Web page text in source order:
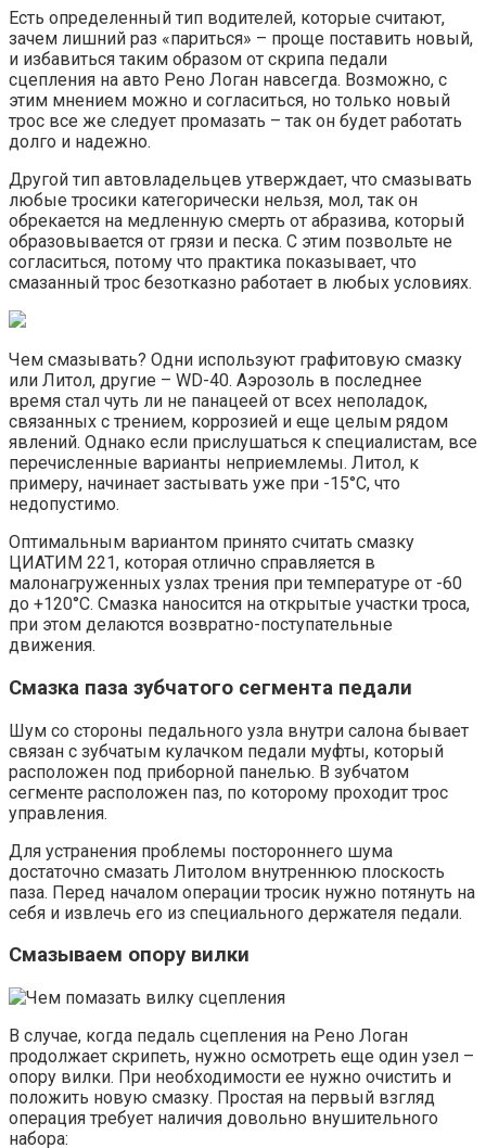
Есть определенный тип водителей, которые считают,
зачем лишний раз «париться» – проще поставить новый,
и избавиться таким образом от скрипа педали
сцепления на авто Рено Логан навсегда. Возможно, с
этим мнением можно и согласиться, но только новый
трос все же следует промазать – так он будет работать
долго и надежно.
Другой тип автовладельцев утверждает, что смазывать
любые тросики категорически нельзя, мол, так он
обрекается на медленную смерть от абразива, который
образовывается от грязи и песка. С этим позвольте не
согласиться, потому что практика показывает, что
смазанный трос безотказно работает в любых условиях.
Чем смазывать? Одни используют графитовую смазку
или Литол, другие – WD-40. Аэрозоль в последнее
время стал чуть ли не панацеей от всех неполадок,
связанных с трением, коррозией и еще целым рядом
явлений. Однако если прислушаться к специалистам, все
перечисленные варианты неприемлемы. Литол, к
примеру, начинает застывать уже при -15°C, что
недопустимо.
Оптимальным вариантом принято считать смазку
ЦИАТИМ 221, которая отлично справляется в
малонагруженных узлах трения при температуре от -60
до +120°C. Смазка наносится на открытые участки троса,
при этом делаются возвратно-поступательные
движения.
Смазка паза зубчатого сегмента педали
Шум со стороны педального узла внутри салона бывает
связан с зубчатым кулачком педали муфты, который
расположен под приборной панелью. В зубчатом
сегменте расположен паз, по которому проходит трос
управления.
Для устранения проблемы постороннего шума
достаточно смазать Литолом внутреннюю плоскость
паза. Перед началом операции тросик нужно потянуть на
себя и извлечь его из специального держателя педали.
Смазываем опору вилки
В случае, когда педаль сцепления на Рено Логан
продолжает скрипеть, нужно осмотреть еще один узел –
опору вилки. При необходимости ее нужно очистить и
положить новую смазку. Простая на первый взгляд
операция требует наличия довольно внушительного
набора: